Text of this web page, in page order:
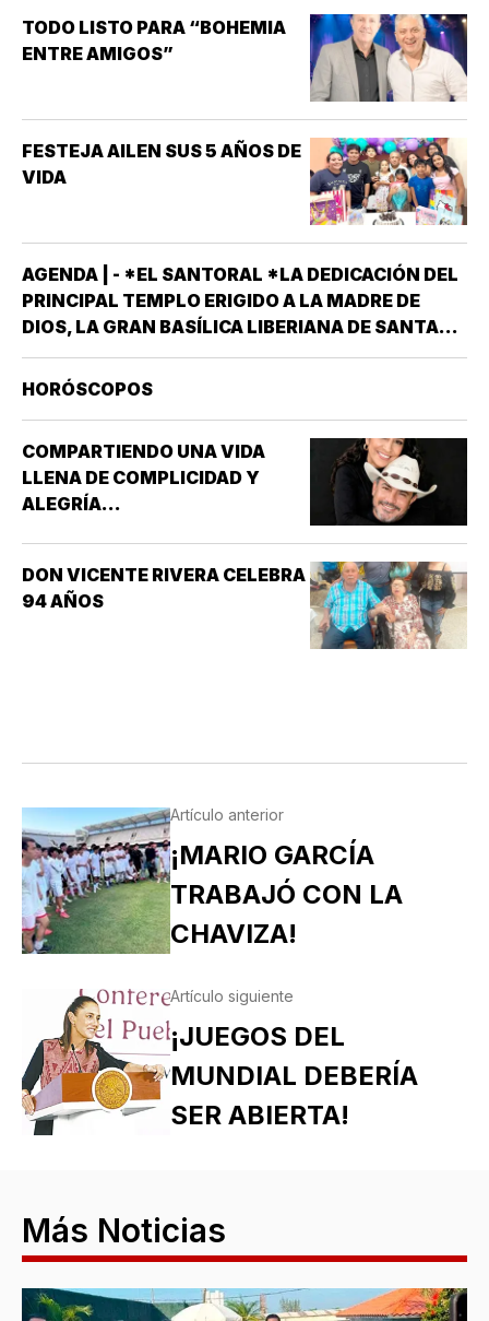
(INCAPACIDAD DE ALCANZAR
Y/O MANTENER…
TODO LISTO PARA “BOHEMIA
ENTRE AMIGOS”
FESTEJA AILEN SUS 5 AÑOS DE
VIDA
AGENDA | - *EL SANTORAL *LA DEDICACIÓN DEL
PRINCIPAL TEMPLO ERIGIDO A LA MADRE DE
DIOS, LA GRAN BASÍLICA LIBERIANA DE SANTA
MARÍA LA MAYOR EN ROMA. NUESTRA SEÑORA
DE LAS NIEVES *SANTOS EMIGDIO OBISPO Y
HORÓSCOPOS
COMPARTIENDO UNA VIDA
LLENA DE COMPLICIDAD Y
ALEGRÍA...
DON VICENTE RIVERA CELEBRA
94 AÑOS
Artículo anterior
¡MARIO GARCÍA
TRABAJÓ CON LA
CHAVIZA!
Artículo siguiente
¡JUEGOS DEL
MUNDIAL DEBERÍA
SER ABIERTA!
Más Noticias